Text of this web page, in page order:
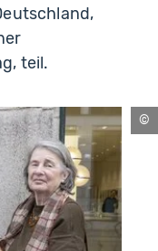
teil.